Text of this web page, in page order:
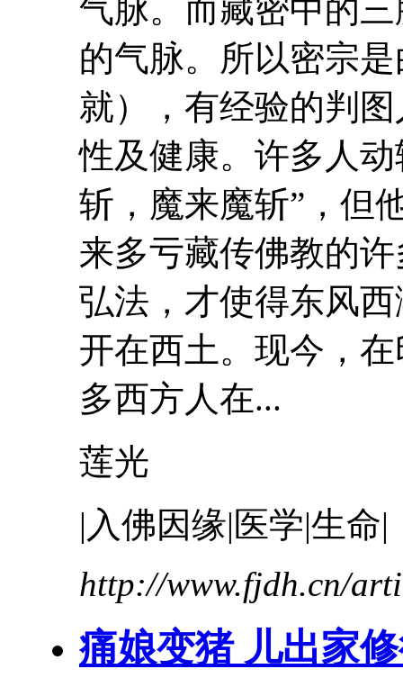
气脉。而藏密中的
的气脉。所以密宗
就），有经验的判
性及健康。许多人
斩，魔来魔斩”，但
来多亏藏传佛教的
弘法，才使得东风
开在西土。现今，
多西方人在...
莲光
| 入佛因缘|医学|生命|
http://www.fjdh.cn/
痛娘变猪 儿出家